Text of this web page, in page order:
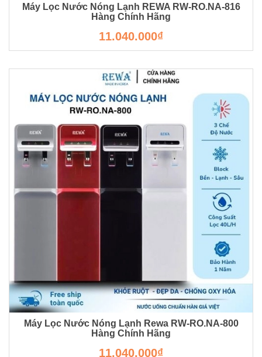
Máy Lọc Nước Nóng Lạnh REWA RW-RO.NA-816
Hàng Chính Hãng
11.040.000₫
Máy Lọc Nước Nóng Lạnh Rewa RW-RO.NA-800
Hàng Chính Hãng
11.040.000₫